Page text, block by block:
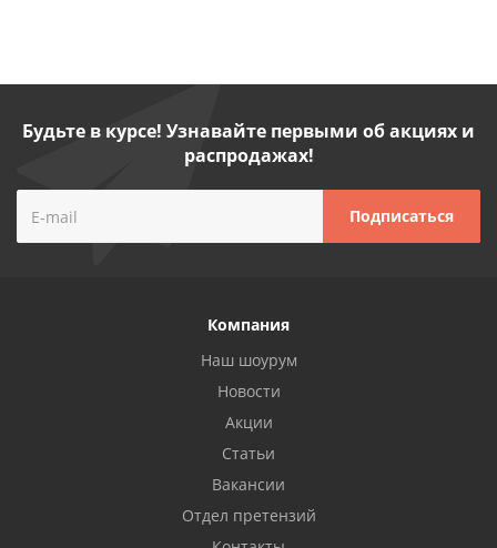
Будьте в курсе! Узнавайте первыми об акциях и
распродажах!
Компания
Наш шоурум
Новости
Акции
Статьи
Вакансии
Отдел претензий